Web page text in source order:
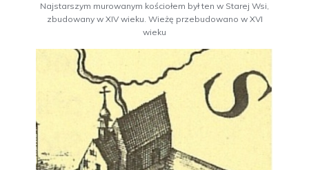
Najstarszym murowanym kościołem był ten w Starej Wsi,
zbudowany w XIV wieku. Wieżę przebudowano w XVI
wieku